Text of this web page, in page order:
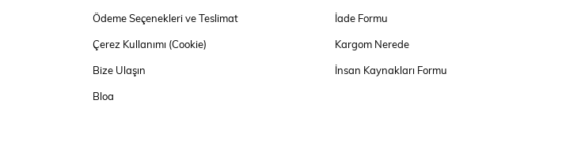
Ödeme Seçenekleri ve Teslimat
Çerez Kullanımı (Cookie)
Bize Ulaşın
Blog
İade Formu
Kargom Nerede
İnsan Kaynakları Formu